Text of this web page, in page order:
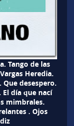
Tango de las
Heredia.
desespero.
El día que nací
mimbrales.
. Ojos